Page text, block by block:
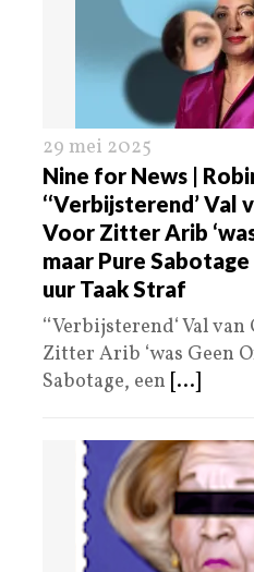
29 mei 2025
Nine for News |
‘‘Verbijsterend’ Val
Voor Zitter Arib
maar Pure Sabotage
uur Taak Straf
‘‘Verbijsterend‘ Val
Zitter Arib ‘was Geen
Sabotage, een [...]